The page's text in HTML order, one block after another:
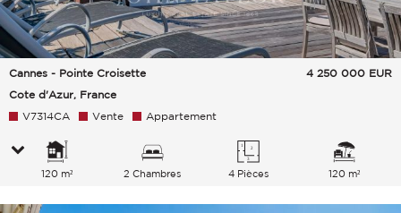
Cannes - Pointe Croisette
Cote d'Azur, France
4 250 000 EUR
V7314CA Vente Appartement
120 m² 2 Chambres 4 Pièces 120 m²